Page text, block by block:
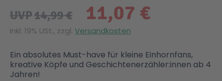
11,07 €
UVP14,99 €
Inkl. 19% USt., zzgl. Versandkosten
Ein absolutes Must-have für kleine Einhornfans,
kreative Köpfe und Geschichtenerzähler:innen ab 4
Jahren!